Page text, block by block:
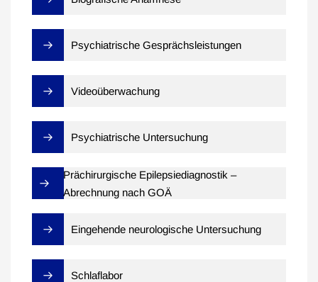
Psychiatrische Gesprächsleistungen
Videoüberwachung
Psychiatrische Untersuchung
Prächirurgische Epilepsiediagnostik –
Abrechnung nach GOÄ
Eingehende neurologische Untersuchung
Schlaflabor